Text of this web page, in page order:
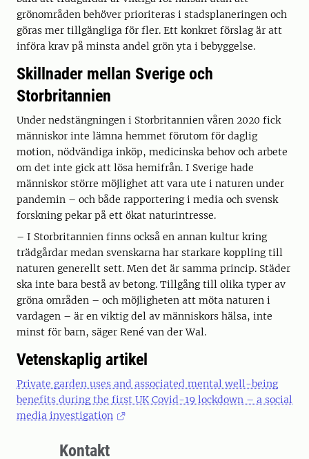
grönområden behöver prioriteras i stadsplaneringen och
göras mer tillgängliga för fler. Ett konkret förslag är att
införa krav på minsta andel grön yta i bebyggelse.
Skillnader mellan Sverige och
Storbritannien
Under nedstängningen i Storbritannien våren 2020 fick
människor inte lämna hemmet förutom för daglig
motion, nödvändiga inköp, medicinska behov och arbete
om det inte gick att lösa hemifrån. I Sverige hade
människor större möjlighet att vara ute i naturen under
pandemin – och både rapportering i media och svensk
forskning pekar på ett ökat naturintresse.
– I Storbritannien finns också en annan kultur kring
trädgårdar medan svenskarna har starkare koppling till
naturen generellt sett. Men det är samma princip. Städer
ska inte bara bestå av betong. Tillgång till olika typer av
gröna områden – och möjligheten att möta naturen i
vardagen – är en viktig del av människors hälsa, inte
minst för barn, säger René van der Wal.
Vetenskaplig artikel
Private garden uses and associated mental well-being
benefits during the first UK Covid-19 lockdown – a social
media investigation
Kontakt